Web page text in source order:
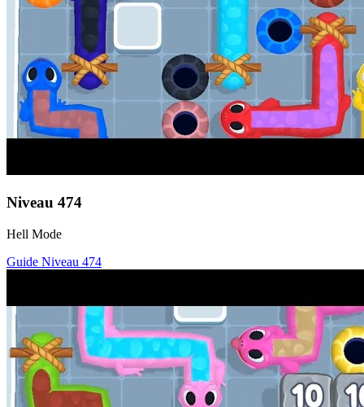
Niveau 474
Hell Mode
Guide Niveau 474